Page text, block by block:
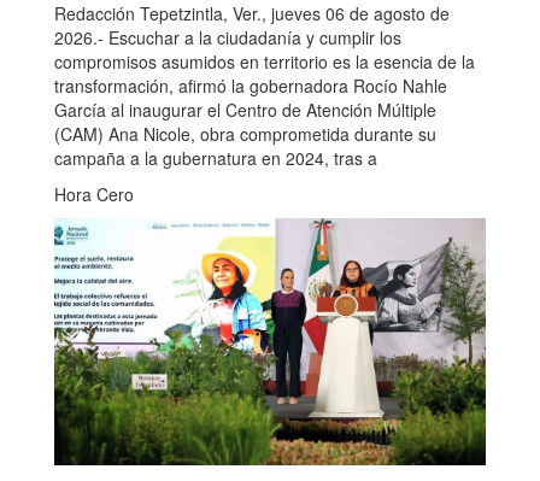
Redacción Tepetzintla, Ver., jueves 06 de agosto de
2026.- Escuchar a la ciudadanía y cumplir los
compromisos asumidos en territorio es la esencia de la
transformación, afirmó la gobernadora Rocío Nahle
García al inaugurar el Centro de Atención Múltiple
(CAM) Ana Nicole, obra comprometida durante su
campaña a la gubernatura en 2024, tras a
Hora Cero